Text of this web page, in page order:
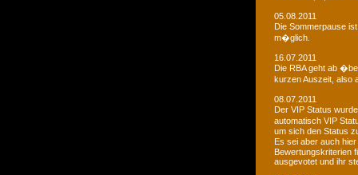
05.08.2011
Die Sommerpause
m�glich.
16.07.2011
Die RBA geht ab
kurzen Auszeit, also
08.07.2011
Der VIP Status
automatisch VIP
um sich den Status
Es sei aber auch
Bewertungskriterien
ausgevotet und ihr